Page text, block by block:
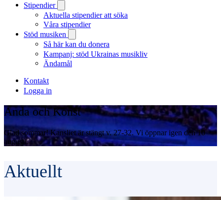
Stipendier
Aktuella stipendier att söka
Våra stipendier
Stöd musiken
Så här kan du donera
Kampanj: stöd Ukrainas musikliv
Ändamål
Kontakt
Logga in
Anda och Konst
Glad sommar! Kansliet är stängt v. 27-32. Vi öppnar igen den 10
augusti.
Aktuellt